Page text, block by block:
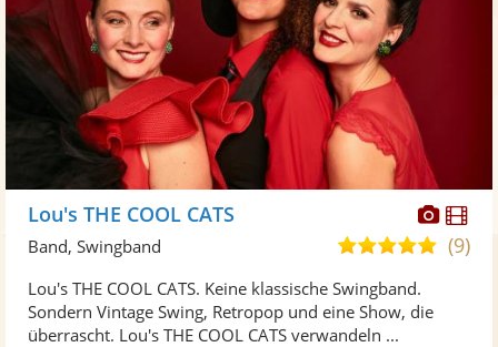
Lou's THE COOL CATS
5,0(9)
Band, Swingband
Lou's THE COOL CATS. Keine klassische Swingband.
Sondern Vintage Swing, Retropop und eine Show, die
überrascht. Lou's THE COOL CATS verwandeln ...